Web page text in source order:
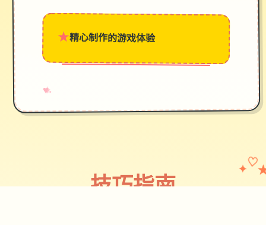
★精心制作的游戏体验
♥
✧
→
技巧指南
✦ ♡